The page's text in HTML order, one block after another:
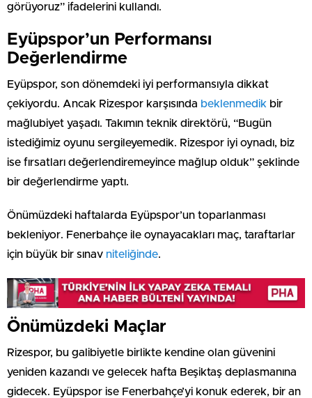
görüyoruz” ifadelerini kullandı.
Eyüpspor’un Performansı
Değerlendirme
Eyüpspor, son dönemdeki iyi performansıyla dikkat
çekiyordu. Ancak Rizespor karşısında beklenmedik bir
mağlubiyet yaşadı. Takımın teknik direktörü, “Bugün
istediğimiz oyunu sergileyemedik. Rizespor iyi oynadı, biz
ise fırsatları değerlendiremeyince mağlup olduk” şeklinde
bir değerlendirme yaptı.
Önümüzdeki haftalarda Eyüpspor’un toparlanması
bekleniyor. Fenerbahçe ile oynayacakları maç, taraftarlar
için büyük bir sınav niteliğinde.
Önümüzdeki Maçlar
Rizespor, bu galibiyetle birlikte kendine olan güvenini
yeniden kazandı ve gelecek hafta Beşiktaş deplasmanına
gidecek. Eyüpspor ise Fenerbahçe’yi konuk ederek, bir an